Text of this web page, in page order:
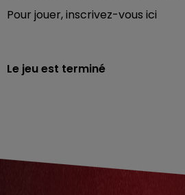
Pour jouer, inscrivez-vous ici
Le jeu est terminé